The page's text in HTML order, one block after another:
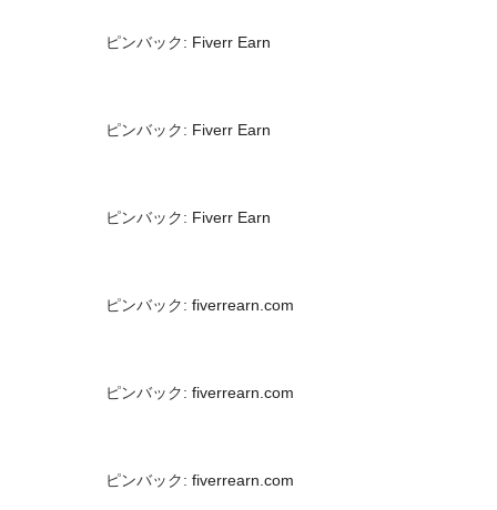
ピンバック: Fiverr Earn
ピンバック: Fiverr Earn
ピンバック: Fiverr Earn
ピンバック: fiverrearn.com
ピンバック: fiverrearn.com
ピンバック: fiverrearn.com